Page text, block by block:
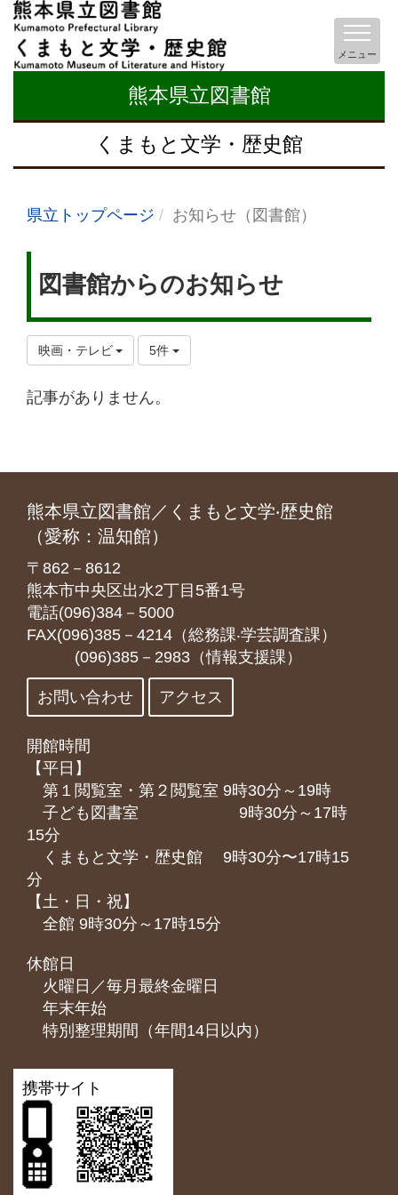
熊本県立図書館
くまもと文学・歴史館
メニュー
県立トップページ お知らせ（図書館）
図書館からのお知らせ
映画・テレビ 5件
記事がありません。
熊本県立図書館／くまもと文学‧歴史館
（愛称：温知館）
〒862－8612
熊本市中央区出水2丁目5番1号
電話(096)384－5000
FAX(096)385－4214（総務課‧学芸調査課）
(096)385－2983（情報支援課）
お問い合わせ アクセス
開館時間
【平日】
第１閲覧室・第２閲覧室 9時30分～19時
子ども図書室 9時30分～17時
15分
くまもと⽂学・歴史館 9時30分〜17時15
分
【土・日・祝】
全館 9時30分～17時15分
休館日
火曜日／毎月最終金曜日
年末年始
特別整理期間（年間14日以内）
携帯サイト